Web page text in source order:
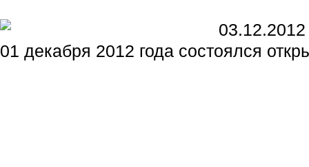
03.12.2012
01 декабря 2012 года состоялся